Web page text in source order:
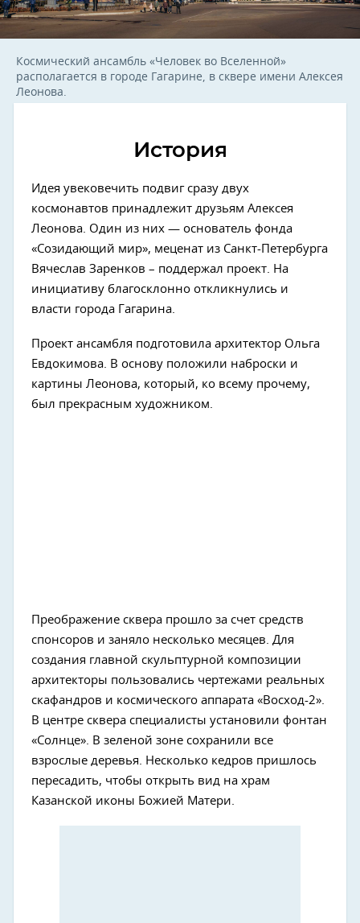
Космический ансамбль «Человек во Вселенной»
располагается в городе Гагарине, в сквере имени Алексея
Леонова.
История
Идея увековечить подвиг сразу двух
космонавтов принадлежит друзьям Алексея
Леонова. Один из них — основатель фонда
«Созидающий мир», меценат из Санкт-Петербурга
Вячеслав Заренков – поддержал проект. На
инициативу благосклонно откликнулись и
власти города Гагарина.
Проект ансамбля подготовила архитектор Ольга
Евдокимова. В основу положили наброски и
картины Леонова, который, ко всему прочему,
был прекрасным художником.
Преображение сквера прошло за счет средств
спонсоров и заняло несколько месяцев. Для
создания главной скульптурной композиции
архитекторы пользовались чертежами реальных
скафандров и космического аппарата «Восход-2».
В центре сквера специалисты установили фонтан
«Солнце». В зеленой зоне сохранили все
взрослые деревья. Несколько кедров пришлось
пересадить, чтобы открыть вид на храм
Казанской иконы Божией Матери.